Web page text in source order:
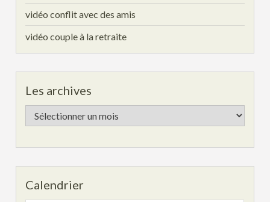
vidéo conflit avec des amis
vidéo couple à la retraite
Les archives
Les
archives
Calendrier